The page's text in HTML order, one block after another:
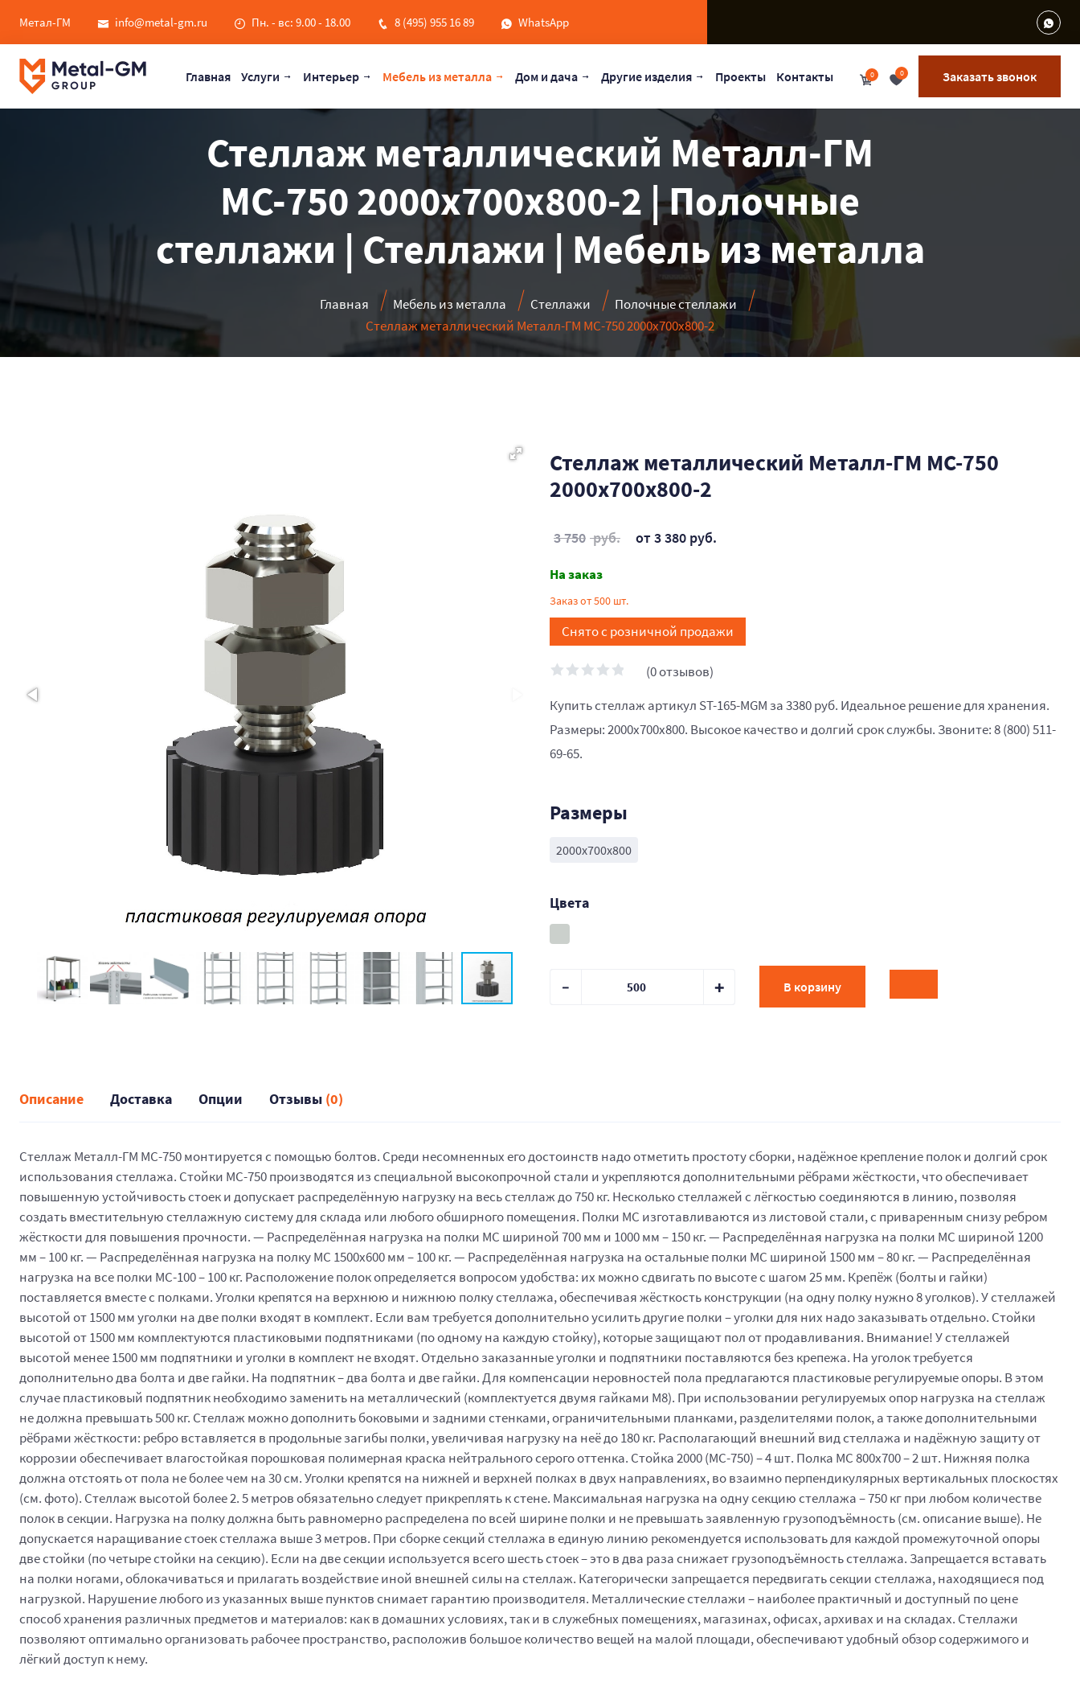
Метал-ГМ info@metal-gm.ru Пн. - вс: 9.00 - 18.00 8 (495) 955 16 89 WhatsApp
Главная Услуги Интерьер Мебель из металла Дом и дача Другие изделия Проекты Контакты 0 0 Заказать звонок
Стеллаж металлический Металл-ГМ
МС-750 2000x700x800-2 | Полочные
стеллажи | Стеллажи | Мебель из металла
Главная Мебель из металла Стеллажи
Полочные стеллажи
Стеллаж металлический Металл-ГМ МС-750 2000x700x800-2
Стеллаж металлический Металл-ГМ МС-750
2000x700x800-2
3 750 руб. от 3 380 руб.
На заказ
Заказ от 500 шт.
Снято с розничной продажи
(0 отзывов)
Купить стеллаж артикул ST-165-MGM за 3380 руб. Идеальное решение для хранения.
Размеры: 2000x700x800. Высокое качество и долгий срок службы. Звоните: 8 (800) 511-
69-65.
Размеры
2000x700x800
Цвета
В корзину
Описание Доставка Опции Отзывы (0)
Стеллаж Металл-ГМ МС-750 монтируется с помощью болтов. Среди несомненных его достоинств надо отметить простоту сборки, надёжное крепление полок и долгий срок
использования стеллажа. Стойки МС-750 производятся из специальной высокопрочной стали и укрепляются дополнительными рёбрами жёсткости, что обеспечивает
повышенную устойчивость стоек и допускает распределённую нагрузку на весь стеллаж до 750 кг. Несколько стеллажей с лёгкостью соединяются в линию, позволяя
создать вместительную стеллажную систему для склада или любого обширного помещения. Полки МС изготавливаются из листовой стали, с приваренным снизу ребром
жёсткости для повышения прочности. — Распределённая нагрузка на полки МС шириной 700 мм и 1000 мм – 150 кг. — Распределённая нагрузка на полки МС шириной 1200
мм – 100 кг. — Распределённая нагрузка на полку МС 1500х600 мм – 100 кг. — Распределённая нагрузка на остальные полки МС шириной 1500 мм – 80 кг. — Распределённая
нагрузка на все полки МС-100 – 100 кг. Расположение полок определяется вопросом удобства: их можно сдвигать по высоте с шагом 25 мм. Крепёж (болты и гайки)
поставляется вместе с полками. Уголки крепятся на верхнюю и нижнюю полку стеллажа, обеспечивая жёсткость конструкции (на одну полку нужно 8 уголков). У стеллажей
высотой от 1500 мм уголки на две полки входят в комплект. Если вам требуется дополнительно усилить другие полки – уголки для них надо заказывать отдельно. Стойки
высотой от 1500 мм комплектуются пластиковыми подпятниками (по одному на каждую стойку), которые защищают пол от продавливания. Внимание! У стеллажей
высотой менее 1500 мм подпятники и уголки в комплект не входят. Отдельно заказанные уголки и подпятники поставляются без крепежа. На уголок требуется
дополнительно два болта и две гайки. На подпятник – два болта и две гайки. Для компенсации неровностей пола предлагаются пластиковые регулируемые опоры. В этом
случае пластиковый подпятник необходимо заменить на металлический (комплектуется двумя гайками М8). При использовании регулируемых опор нагрузка на стеллаж
не должна превышать 500 кг. Стеллаж можно дополнить боковыми и задними стенками, ограничительными планками, разделителями полок, а также дополнительными
рёбрами жёсткости: ребро вставляется в продольные загибы полки, увеличивая нагрузку на неё до 180 кг. Располагающий внешний вид стеллажа и надёжную защиту от
коррозии обеспечивает влагостойкая порошковая полимерная краска нейтрального серого оттенка. Стойка 2000 (МС-750) – 4 шт. Полка МС 800x700 – 2 шт. Нижняя полка
должна отстоять от пола не более чем на 30 см. Уголки крепятся на нижней и верхней полках в двух направлениях, во взаимно перпендикулярных вертикальных плоскостях
(см. фото). Стеллаж высотой более 2. 5 метров обязательно следует прикреплять к стене. Максимальная нагрузка на одну секцию стеллажа – 750 кг при любом количестве
полок в секции. Нагрузка на полку должна быть равномерно распределена по всей ширине полки и не превышать заявленную грузоподъёмность (см. описание выше). Не
допускается наращивание стоек стеллажа выше 3 метров. При сборке секций стеллажа в единую линию рекомендуется использовать для каждой промежуточной опоры
две стойки (по четыре стойки на секцию). Если на две секции используется всего шесть стоек – это в два раза снижает грузоподъёмность стеллажа. Запрещается вставать
на полки ногами, облокачиваться и прилагать воздействие иной внешней силы на стеллаж. Категорически запрещается передвигать секции стеллажа, находящиеся под
нагрузкой. Нарушение любого из указанных выше пунктов снимает гарантию производителя. Металлические стеллажи – наиболее практичный и доступный по цене
способ хранения различных предметов и материалов: как в домашних условиях, так и в служебных помещениях, магазинах, офисах, архивах и на складах. Стеллажи
позволяют оптимально организовать рабочее пространство, расположив большое количество вещей на малой площади, обеспечивают удобный обзор содержимого и
лёгкий доступ к нему.